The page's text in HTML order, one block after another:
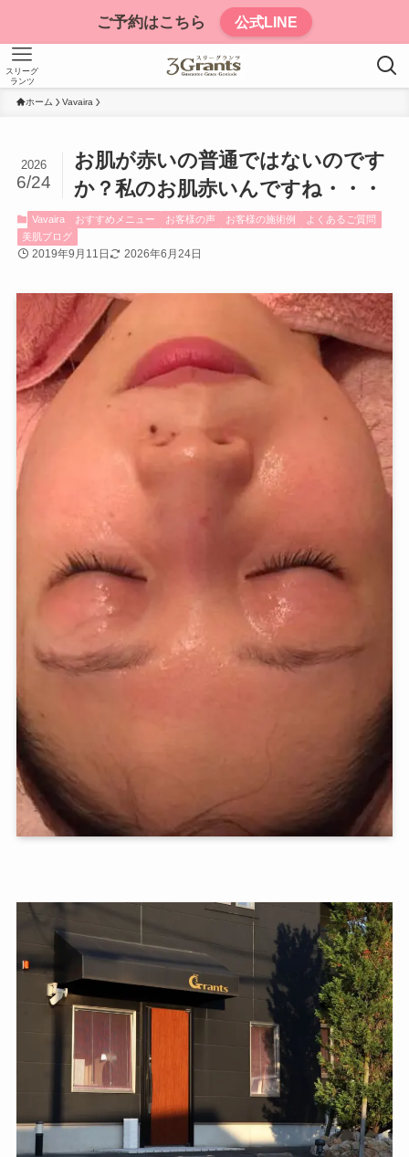
ご予約はこちら 公式LINE
スリーグ
ランツ
ホーム Vavaira
お肌が赤いの普通ではないのです
か？私のお肌赤いんですね・・・
2026
6/24
Vavaira おすすめメニュー お客様の声 お客様の施術例
よくあるご質問
美肌ブログ
2019年9月11日 2026年6月24日